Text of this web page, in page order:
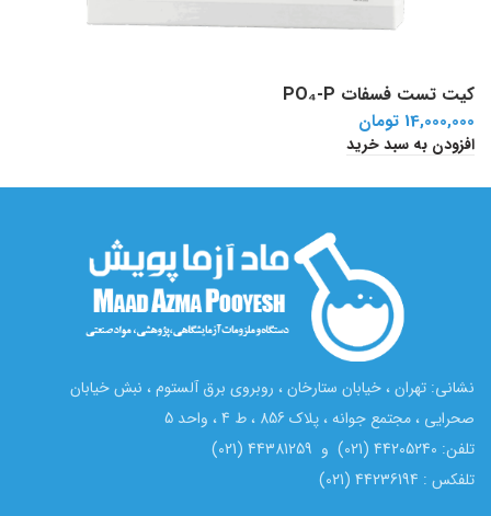
کیت تست فسفات PO₄-P
14,000,000 تومان
افزودن به سبد خرید
نشانی: تهران ، خیابان ستارخان ، روبروی برق آلستوم ، نبش خیابان
صحرایی ، مجتمع جوانه ، پلاک 856 ، ط 4 ، واحد 5
تلفن: 44205240 (021) و 44381259 (021)
تلفکس : 44236194 (021)